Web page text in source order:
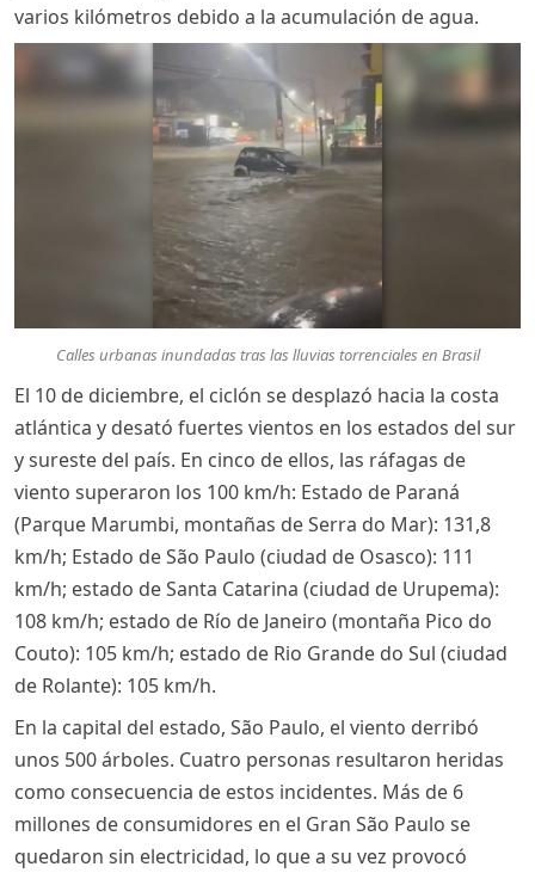
varios kilómetros debido a la acumulación de agua.
Calles urbanas inundadas tras las lluvias torrenciales en Brasil
El 10 de diciembre, el ciclón se desplazó hacia la costa
atlántica y desató fuertes vientos en los estados del sur
y sureste del país. En cinco de ellos, las ráfagas de
viento superaron los 100 km/h: Estado de Paraná
(Parque Marumbi, montañas de Serra do Mar): 131,8
km/h; Estado de São Paulo (ciudad de Osasco): 111
km/h; estado de Santa Catarina (ciudad de Urupema):
108 km/h; estado de Río de Janeiro (montaña Pico do
Couto): 105 km/h; estado de Rio Grande do Sul (ciudad
de Rolante): 105 km/h.
En la capital del estado, São Paulo, el viento derribó
unos 500 árboles. Cuatro personas resultaron heridas
como consecuencia de estos incidentes. Más de 6
millones de consumidores en el Gran São Paulo se
quedaron sin electricidad, lo que a su vez provocó